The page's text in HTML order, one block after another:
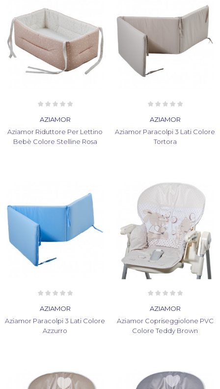
AZIAMOR
Aziamor Riduttore Per Lettino
Bebè Colore Stelline Rosa
AZIAMOR
Aziamor Paracolpi 3 Lati Colore
Tortora
AZIAMOR
Aziamor Paracolpi 3 Lati Colore
Azzurro
AZIAMOR
Aziamor Copriseggiolone PVC
Colore Teddy Brown